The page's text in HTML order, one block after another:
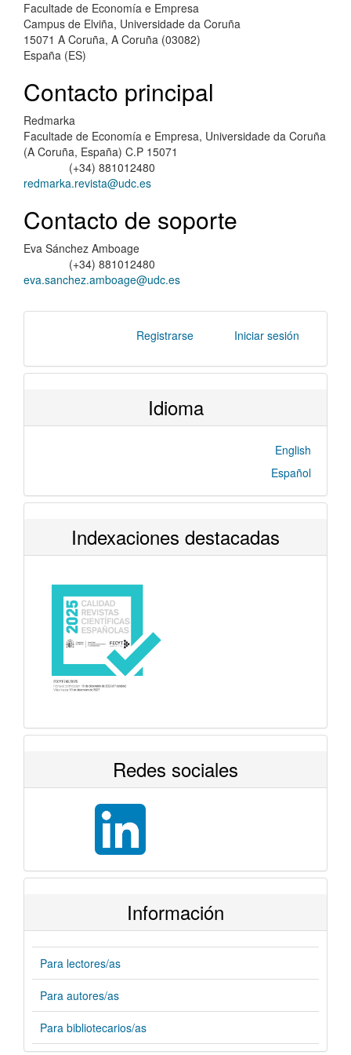
Facultade de Economía e Empresa
Campus de Elviña, Universidade da Coruña
15071 A Coruña, A Coruña (03082)
España (ES)
Contacto principal
Redmarka
Facultade de Economía e Empresa, Universidade da Coruña
(A Coruña, España) C.P 15071
(+34) 881012480
redmarka.revista@udc.es
Contacto de soporte
Eva Sánchez Amboage
(+34) 881012480
eva.sanchez.amboage@udc.es
Registrarse Iniciar sesión
Idioma
English
Español
Indexaciones destacadas
Redes sociales
Información
Para lectores/as
Para autores/as
Para bibliotecarios/as